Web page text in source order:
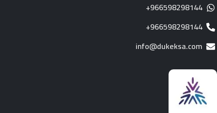
966598298144+
966598298144+
info@dukeksa.com